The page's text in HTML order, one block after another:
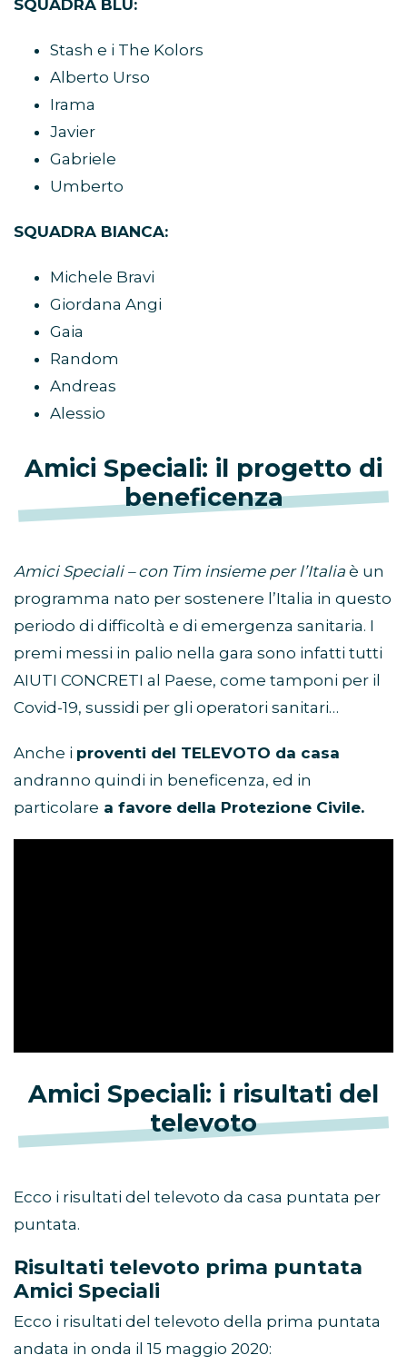
SQUADRA BLU:
Stash e i The Kolors
Alberto Urso
Irama
Javier
Gabriele
Umberto
SQUADRA BIANCA:
Michele Bravi
Giordana Angi
Gaia
Random
Andreas
Alessio
Amici Speciali: il progetto di
beneficenza
Amici Speciali – con Tim insieme per l’Italia è un
programma nato per sostenere l’Italia in questo
periodo di difficoltà e di emergenza sanitaria. I
premi messi in palio nella gara sono infatti tutti
AIUTI CONCRETI al Paese, come tamponi per il
Covid-19, sussidi per gli operatori sanitari…
Anche i proventi del TELEVOTO da casa
andranno quindi in beneficenza, ed in
particolare a favore della Protezione Civile.
Amici Speciali: i risultati del
televoto
Ecco i risultati del televoto da casa puntata per
puntata.
Risultati televoto prima puntata
Amici Speciali
Ecco i risultati del televoto della prima puntata
andata in onda il 15 maggio 2020: